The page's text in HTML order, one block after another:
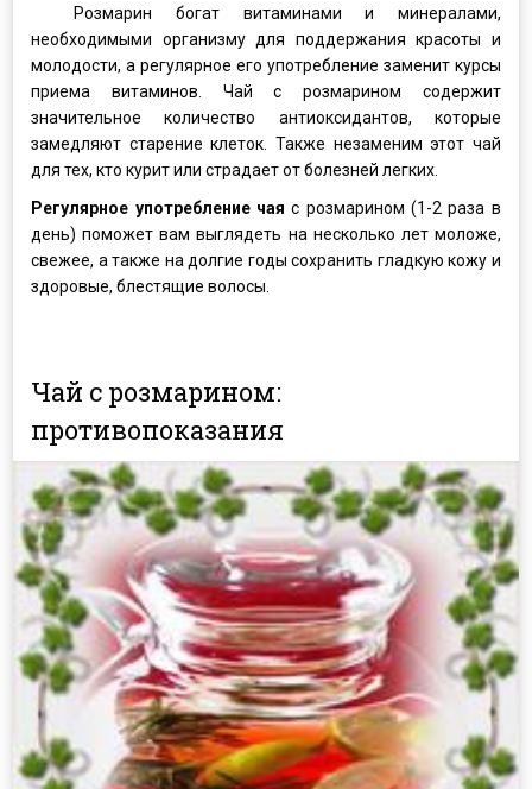
Розмарин богат витаминами и минералами,
необходимыми организму для поддержания красоты и
молодости, а регулярное его употребление заменит курсы
приема витаминов. Чай с розмарином содержит
значительное количество антиоксидантов, которые
замедляют старение клеток. Также незаменим этот чай
для тех, кто курит или страдает от болезней легких.
Регулярное употребление чая с розмарином (1-2 раза в
день) поможет вам выглядеть на несколько лет моложе,
свежее, а также на долгие годы сохранить гладкую кожу и
здоровые, блестящие волосы.
Чай с розмарином:
противопоказания